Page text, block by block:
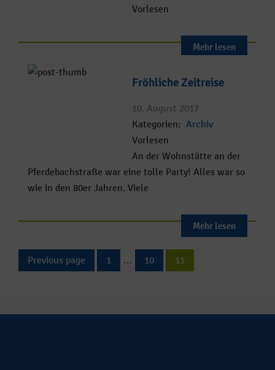
Vorlesen
Mehr lesen
Fröhliche Zeitreise
10. August 2017
Kategorien: Archiv
Vorlesen
An der Wohnstätte an der
Pferdebachstraße war eine tolle Party! Alles war so
wie in den 80er Jahren. Viele
Mehr lesen
Previous page 1 … 10 11